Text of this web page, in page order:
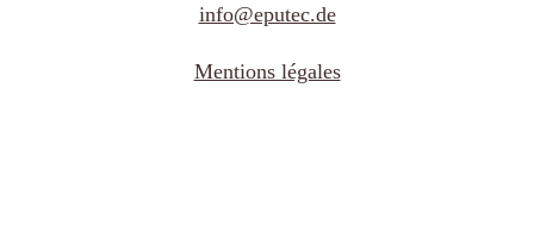
info@eputec.de
Mentions légales